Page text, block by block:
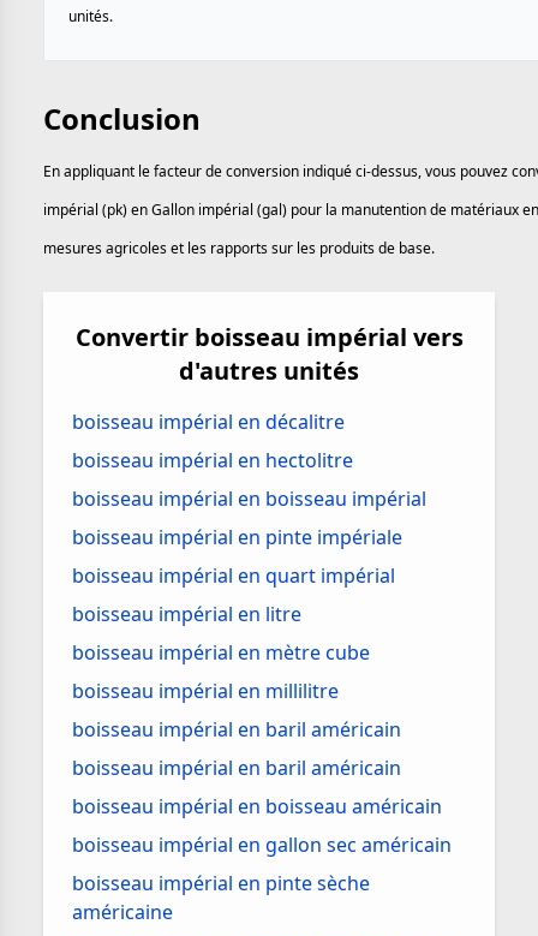
unités.
Conclusion
En appliquant le facteur de conversion indiqué ci-dessus, vous pouvez
impérial (pk) en Gallon impérial (gal) pour la manutention de matériaux
mesures agricoles et les rapports sur les produits de base.
Convertir boisseau impérial vers
d'autres unités
boisseau impérial en décalitre
boisseau impérial en hectolitre
boisseau impérial en boisseau impérial
boisseau impérial en pinte impériale
boisseau impérial en quart impérial
boisseau impérial en litre
boisseau impérial en mètre cube
boisseau impérial en millilitre
boisseau impérial en baril américain
boisseau impérial en baril américain
boisseau impérial en boisseau américain
boisseau impérial en gallon sec américain
boisseau impérial en pinte sèche
américaine